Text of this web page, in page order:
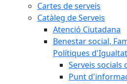
Cartes de serveis
Catàleg de Serveis
Atenció Ciutadana
Benestar social,
Polítiques d'Igualtat
Serveis socials
Punt